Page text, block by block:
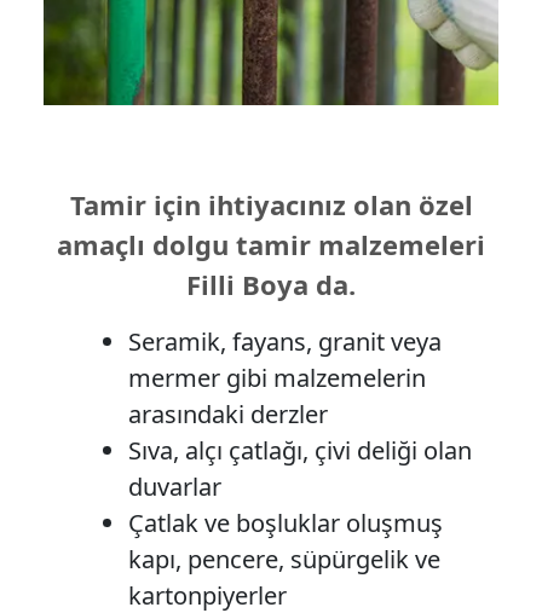
Tamir için ihtiyacınız olan özel
amaçlı dolgu tamir malzemeleri
Filli Boya da.
Seramik, fayans, granit veya
mermer gibi malzemelerin
arasındaki derzler
Sıva, alçı çatlağı, çivi deliği olan
duvarlar
Çatlak ve boşluklar oluşmuş
kapı, pencere, süpürgelik ve
kartonpiyerler